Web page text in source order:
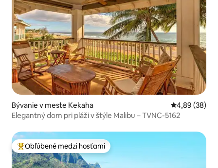
Bývanie v meste Kekaha Priemerné
4,89 (38)
Elegantný dom pri pláži v štýle Malibu – TVNC-5162
Najobľúbenejšie medzi hosťami
Obľúbené medzi hosťami